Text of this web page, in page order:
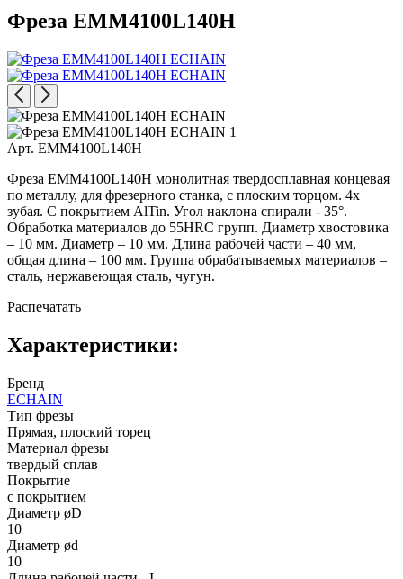
Фреза EMM4100L140H
Арт. EMM4100L140H
Фреза EMM4100L140H монолитная твердосплавная концевая
по металлу, для фрезерного станка, с плоским торцом. 4х
зубая. С покрытием AlTin. Угол наклона спирали - 35°.
Обработка материалов до 55HRC групп. Диаметр хвостовика
– 10 мм. Диаметр – 10 мм. Длина рабочей части – 40 мм,
общая длина – 100 мм. Группа обрабатываемых материалов –
сталь, нержавеющая сталь, чугун.
Распечатать
Характеристики:
Бренд
ECHAIN
Тип фрезы
Прямая, плоский торец
Материал фрезы
твердый сплав
Покрытие
с покрытием
Диаметр øD
10
Диаметр ød
10